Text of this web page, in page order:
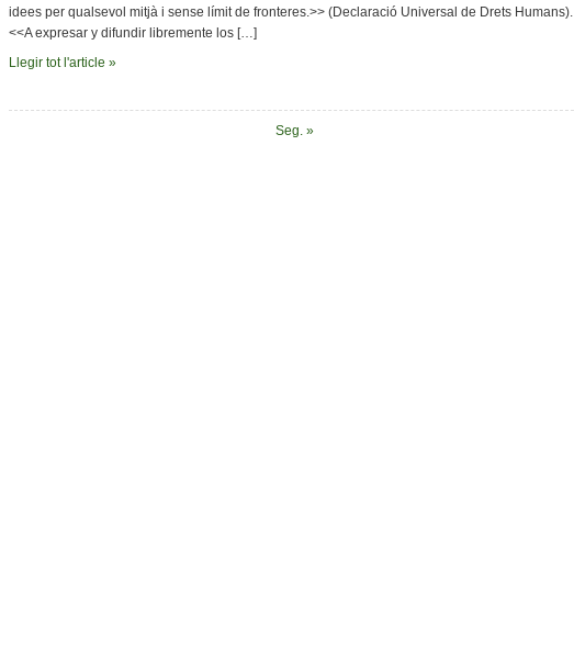
denuncien
penal
idees per qualsevol mitjà i sense límit de fronteres.>> (Declaració Universal de Drets Humans).
<<A expresar y difundir libremente los […]
Llegir tot l'article »
Seg. »